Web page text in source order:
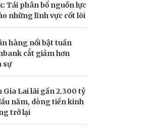
Tái phân bổ nguồn lực
những lĩnh vực cốt lõi
hàng nổi bật tuần
cắt giảm hơn
sự
Gia Lai lãi gần 2.300 tỷ
năm, dòng tiền kinh
trở lại